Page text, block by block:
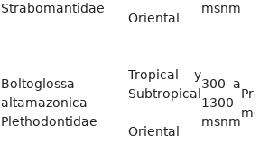
Strabomantidae
Oriental
msnm
Boltoglossa
altamazonica
Plethodontidae
Tropical y
Subtropical
Oriental
300 a
1300
msnm